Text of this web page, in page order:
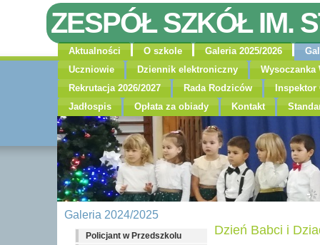
ZESPÓŁ SZKÓŁ IM.
Aktualności O szkole Galeria 2025/2026
Uczniowie
Dziennik elektroniczny
Wysoczanka
Rekrutacja 2026/2027
Rada Rodziców
Jadłospis
Opłata za obiady Kontakt
Dzień Babci i
Galeria 2024/2025
Policjant w Przedszkolu